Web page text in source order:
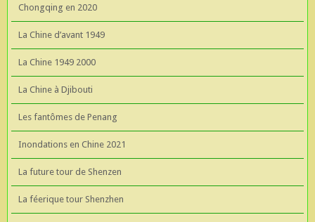
Chongqing en 2020
La Chine d’avant 1949
La Chine 1949 2000
La Chine à Djibouti
Les fantômes de Penang
Inondations en Chine 2021
La future tour de Shenzen
La féerique tour Shenzhen